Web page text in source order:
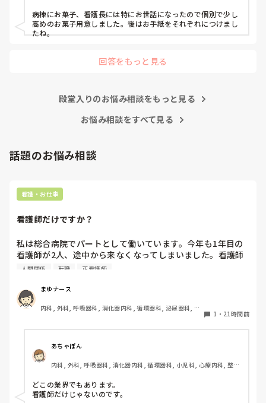
わからないことがあったときだけ、周りの看護師に聞いてくだ
さい。
もし無視されたら、それは相手の看護師の職務怠慢ですから、
その時に初めて上司に相談したらいいんです。
まだ一年目なんですから、他の看護師の仕事をフォローする必
ましてや、噂話で他人を陥れるような腐った看護師たちに、な
ぜせいさんが手を貸さないといけないんですか？
正直努力するなら、ご自身の看護師としての成長のために、そ
私のお勧めは、転職して性格的に背伸びをしなくてもよい働き
病棟にお菓子、看護長には特にお世話になったので個別で少し
高めのお菓子用意しました。後はお手紙をそれぞれにつけまし
たね。
回答をもっと見る
殿堂入りのお悩み相談をもっと見る
お悩み相談をすべて見る
話題のお悩み相談
看護・お仕事
看護師だけですか？
私は総合病院でパートとして働いています。今年も1年目の
看護師が2人、途中から来なくなってしまいました。看護師
として働いていると、指導の場面で「そこまで強く言わなく
患者さんの安全を守るために、厳しく伝えなければならない
場面があることは理解しています。ただ、内容よりも言い方
こうした厳しい指導や人間関係は、看護師という職業ならで
はなのでしょうか。それとも、他の職種でも同じようなこと
はあるのでしょうか？看護師以外の仕事を経験したことがあ
る方や、転職経験のある方のお話も聞いてみたいです。
人間関係 転職 正看護師
まゆナース
内科, 外科, 呼吸器科, 消化器内科, 循環器科, 泌尿器科, 病
1 ・ 21時間前
あちゃぽん
内科, 外科, 呼吸器科, 消化器内科, 循環器科, 小児科, 心療内科, 整形
合診療科, 救急科, 超急性期, ICU, CCU, HCU, その他の科, ママナー
ス, 外来, 神経内科, 脳神経外科, NICU, 消化器外科, 一般病院, 慢性
期, 回復期, 終末期, オペ室, 透析, 検診・健診
どこの業界でもあります。
看護師だけじゃないのです。